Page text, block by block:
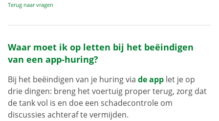
Terug naar vragen
Waar moet ik op letten bij het beëindigen
van een app-huring?
Bij het beëindigen van je huring via de app let je op
drie dingen: breng het voertuig proper terug, zorg dat
de tank vol is en doe een schadecontrole om
discussies achteraf te vermijden.